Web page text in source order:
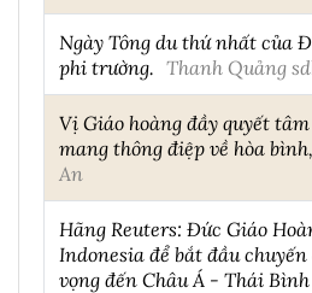
Ngày Tông du thứ nhất của
phi trường. Thanh Quảng
Vị Giáo hoàng đầy quyết
mang thông điệp về hòa
An
Hãng Reuters: Đức Giáo
Indonesia để bắt đầu
vọng đến Châu Á - Thái